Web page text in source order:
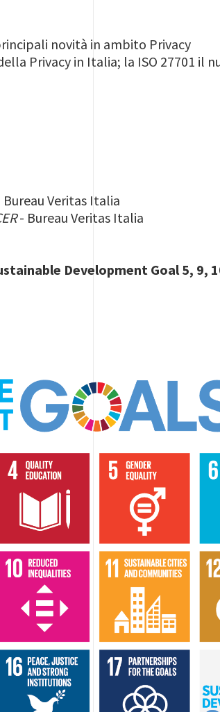
novità in ambito Privacy
Privacy in Italia; la ISO 27701 il
Veritas Italia
- Bureau Veritas Italia
Development Goal 5, 9,